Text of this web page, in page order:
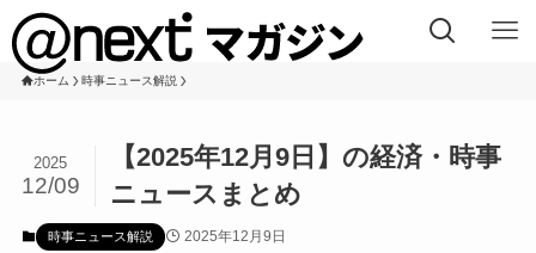
ホーム 時事ニュース解説
【2025年12月9日】の経済・時事
ニュースまとめ
2025
12/09
時事ニュース解説 2025年12月9日